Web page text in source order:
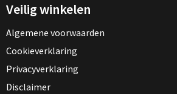
Veilig winkelen
Algemene voorwaarden
Cookieverklaring
Privacyverklaring
Disclaimer